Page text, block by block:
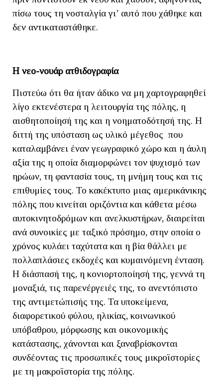
πίσω τους τη νοσταλγία γι’ αυτό που χάθηκε και
δεν αντικαταστάθηκε.
Η νεο-νουάρ ατθιδογραφία
Πιστεύω ότι θα ήταν άδικο να μη χαρτογραφηθεί
λίγο εκτενέστερα η λειτουργία της πόλης, η
αισθητοποίησή της και η νοηματοδότησή της. Η
διττή της υπόσταση ως υλικό μέγεθος που
καταλαμβάνει έναν γεωγραφικό χώρο και η άυλη
αξία της η οποία διαμορφώνει τον ψυχισμό των
ηρώων, τη φαντασία τους, τη μνήμη τους και τις
επιθυμίες τους. Το κακέκτυπο μιας αμερικάνικης
πόλης που κινείται οριζόντια και κάθετα μέσω
αυτοκινητοδρόμων και ανελκυστήρων, διαιρείται
ανά συνοικίες με ταξικό πρόσημο, στην οποία ο
χρόνος κυλάει ταχύτατα και η βία θάλλει με
πολλαπλάσιες εκδοχές και κυμαινόμενη ένταση.
Η διάσπασή της, η κονιορτοποίησή της, γεννά τη
μοναξιά, τις παρενέργειές της, το ανεντόπιστο
της αντιμετώπισής της. Τα υποκείμενα,
διαφορετικού φύλου, ηλικίας, κοινωνικού
υπόβαθρου, μόρφωσης και οικονομικής
κατάστασης, χάνονται και ξαναβρίσκονται
συνδέοντας τις προσωπικές τους μικροϊστορίες
με τη μακροϊστορία της πόλης.